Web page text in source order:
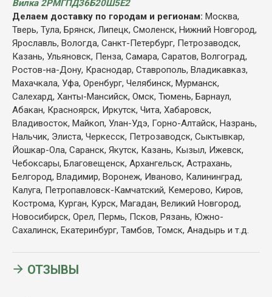
Вилка 2РМГПД36Б20Ш5Е2
Делаем доставку по городам и регионам: Москва,
Тверь, Тула, Брянск, Липецк, Смоленск, Нижний Новгород,
Ярославль, Вологда, Санкт-Петербург, Петрозаводск,
Казань, Ульяновск, Пенза, Самара, Саратов, Волгоград,
Ростов-на-Дону, Краснодар, Ставрополь, Владикавказ,
Махачкала, Уфа, Оренбург, Челябинск, Мурманск,
Салехард, Ханты-Мансийск, Омск, Тюмень, Барнаул,
Абакан, Красноярск, Иркутск, Чита, Хабаровск,
Владивосток, Майкоп, Улан-Удэ, Горно-Алтайск, Назрань,
Нальчик, Элиста, Черкесск, Петрозаводск, Сыктывкар,
Йошкар-Ола, Саранск, Якутск, Казань, Кызыл, Ижевск,
Чебоксары, Благовещенск, Архангельск, Астрахань,
Белгород, Владимир, Воронеж, Иваново, Калининград,
Калуга, Петропавловск-Камчатский, Кемерово, Киров,
Кострома, Курган, Курск, Магадан, Великий Новгород,
Новосибирск, Орел, Пермь, Псков, Рязань, Южно-
Сахалинск, Екатеринбург, Тамбов, Томск, Анадырь и т.д.
ОТЗЫВЫ